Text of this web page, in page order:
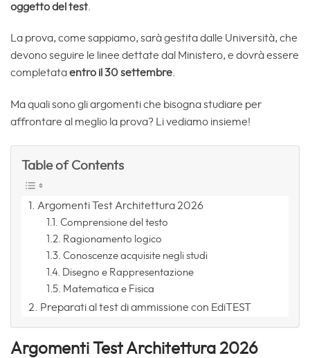
oggetto del test
La prova, come sappiamo, sarà gestita dalle Università, che
devono seguire le linee dettate dal Ministero, e dovrà essere
completataentro il 30 settembre.
Ma quali sono gli argomenti che bisogna studiare per
affrontare al meglio la prova? Li vediamo insieme!
Table of Contents
Argomenti Test Architettura 2026
Comprensione del testo
Ragionamento logico
Conoscenze acquisite negli studi
Disegno e Rappresentazione
Matematica e Fisica
Preparati al test di ammissione con EdiTEST
Argomenti Test Architettura 2026